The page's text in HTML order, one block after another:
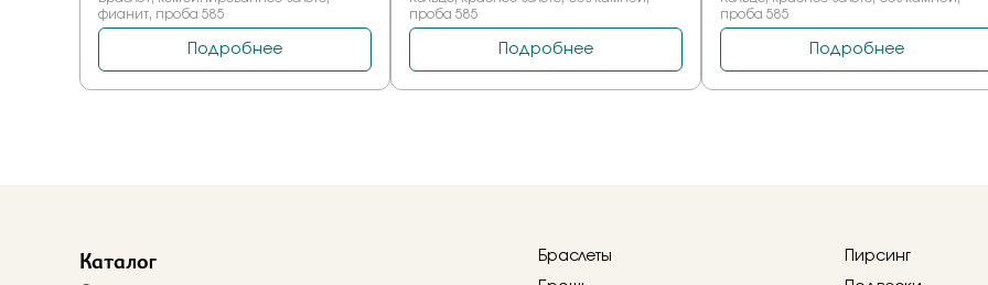
Каталог
Браслеты
Пирсинг